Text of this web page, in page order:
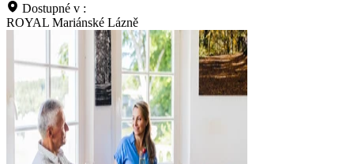
Dostupné v :
ROYAL Mariánské Lázně